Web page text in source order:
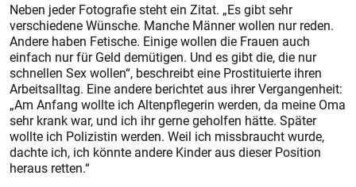
Neben jeder Fotografie steht ein Zitat. „Es gibt sehr
verschiedene Wünsche. Manche Männer wollen nur reden.
Andere haben Fetische. Einige wollen die Frauen auch
einfach nur für Geld demütigen. Und es gibt die, die nur
schnellen Sex wollen“, beschreibt eine Prostituierte ihren
Arbeitsalltag. Eine andere berichtet aus ihrer Vergangenheit:
„Am Anfang wollte ich Altenpflegerin werden, da meine Oma
sehr krank war, und ich ihr gerne geholfen hätte. Später
wollte ich Polizistin werden. Weil ich missbraucht wurde,
dachte ich, ich könnte andere Kinder aus dieser Position
heraus retten.“